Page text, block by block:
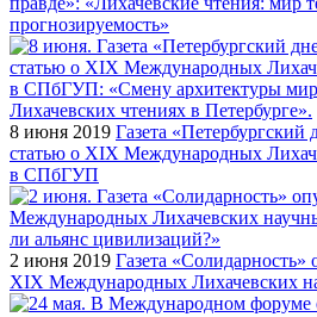
прогнозируемость»
8 июня 2019 Газета «Петербургский
статью о XIX Международных
в СПбГУП
2 июня 2019 Газета «Солидарность»
XIX Международных Лихачевских